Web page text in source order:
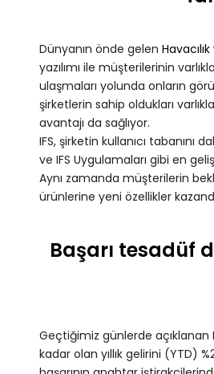
Dünyanın önde gelen
yazılımı ile müşterilerinin
ulaşmaları yolunda onların
şirketlerin sahip oldukları
avantajı da sağlıyor.
IFS, şirketin kullanıcı
ve IFS Uygulamaları gibi en
Aynı zamanda müşterilerin
ürünlerine yeni özellikler
Başarı tesadüf
Geçtiğimiz günlerde açıklanan
kadar olan yıllık gelirini (YTD)